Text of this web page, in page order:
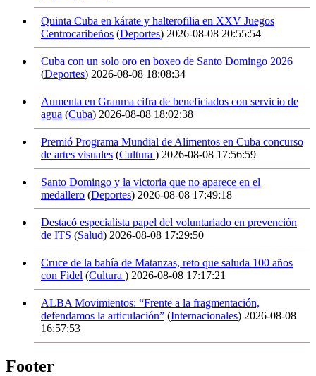
Quinta Cuba en kárate y halterofilia en XXV Juegos
Centrocaribeños (Deportes) 2026-08-08 20:55:54
Cuba con un solo oro en boxeo de Santo Domingo 2026
(Deportes) 2026-08-08 18:08:34
Aumenta en Granma cifra de beneficiados con servicio de
agua (Cuba) 2026-08-08 18:02:38
Premió Programa Mundial de Alimentos en Cuba concurso
de artes visuales (Cultura ) 2026-08-08 17:56:59
Santo Domingo y la victoria que no aparece en el
medallero (Deportes) 2026-08-08 17:49:18
Destacó especialista papel del voluntariado en prevención
de ITS (Salud) 2026-08-08 17:29:50
Cruce de la bahía de Matanzas, reto que saluda 100 años
con Fidel (Cultura ) 2026-08-08 17:17:21
ALBA Movimientos: “Frente a la fragmentación,
defendamos la articulación” (Internacionales) 2026-08-08
16:57:53
Footer